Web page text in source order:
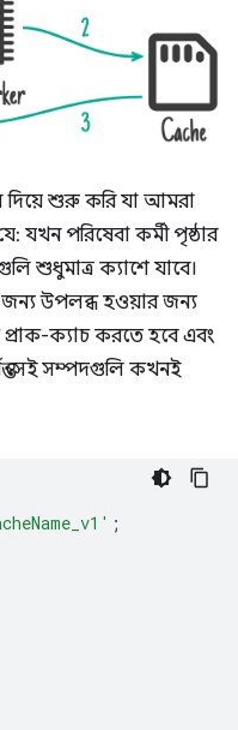
শুরু করি যা আমরা
যখন পরিষেবা কর্মী পৃষ্ঠার
শুধুমাত্র ক্যাশে যাবে।
জন্য উপলব্ধ হওয়ার জন্য
ক্যাচ করতে হবে এবং
সেই সম্পদগুলি কখনই
;